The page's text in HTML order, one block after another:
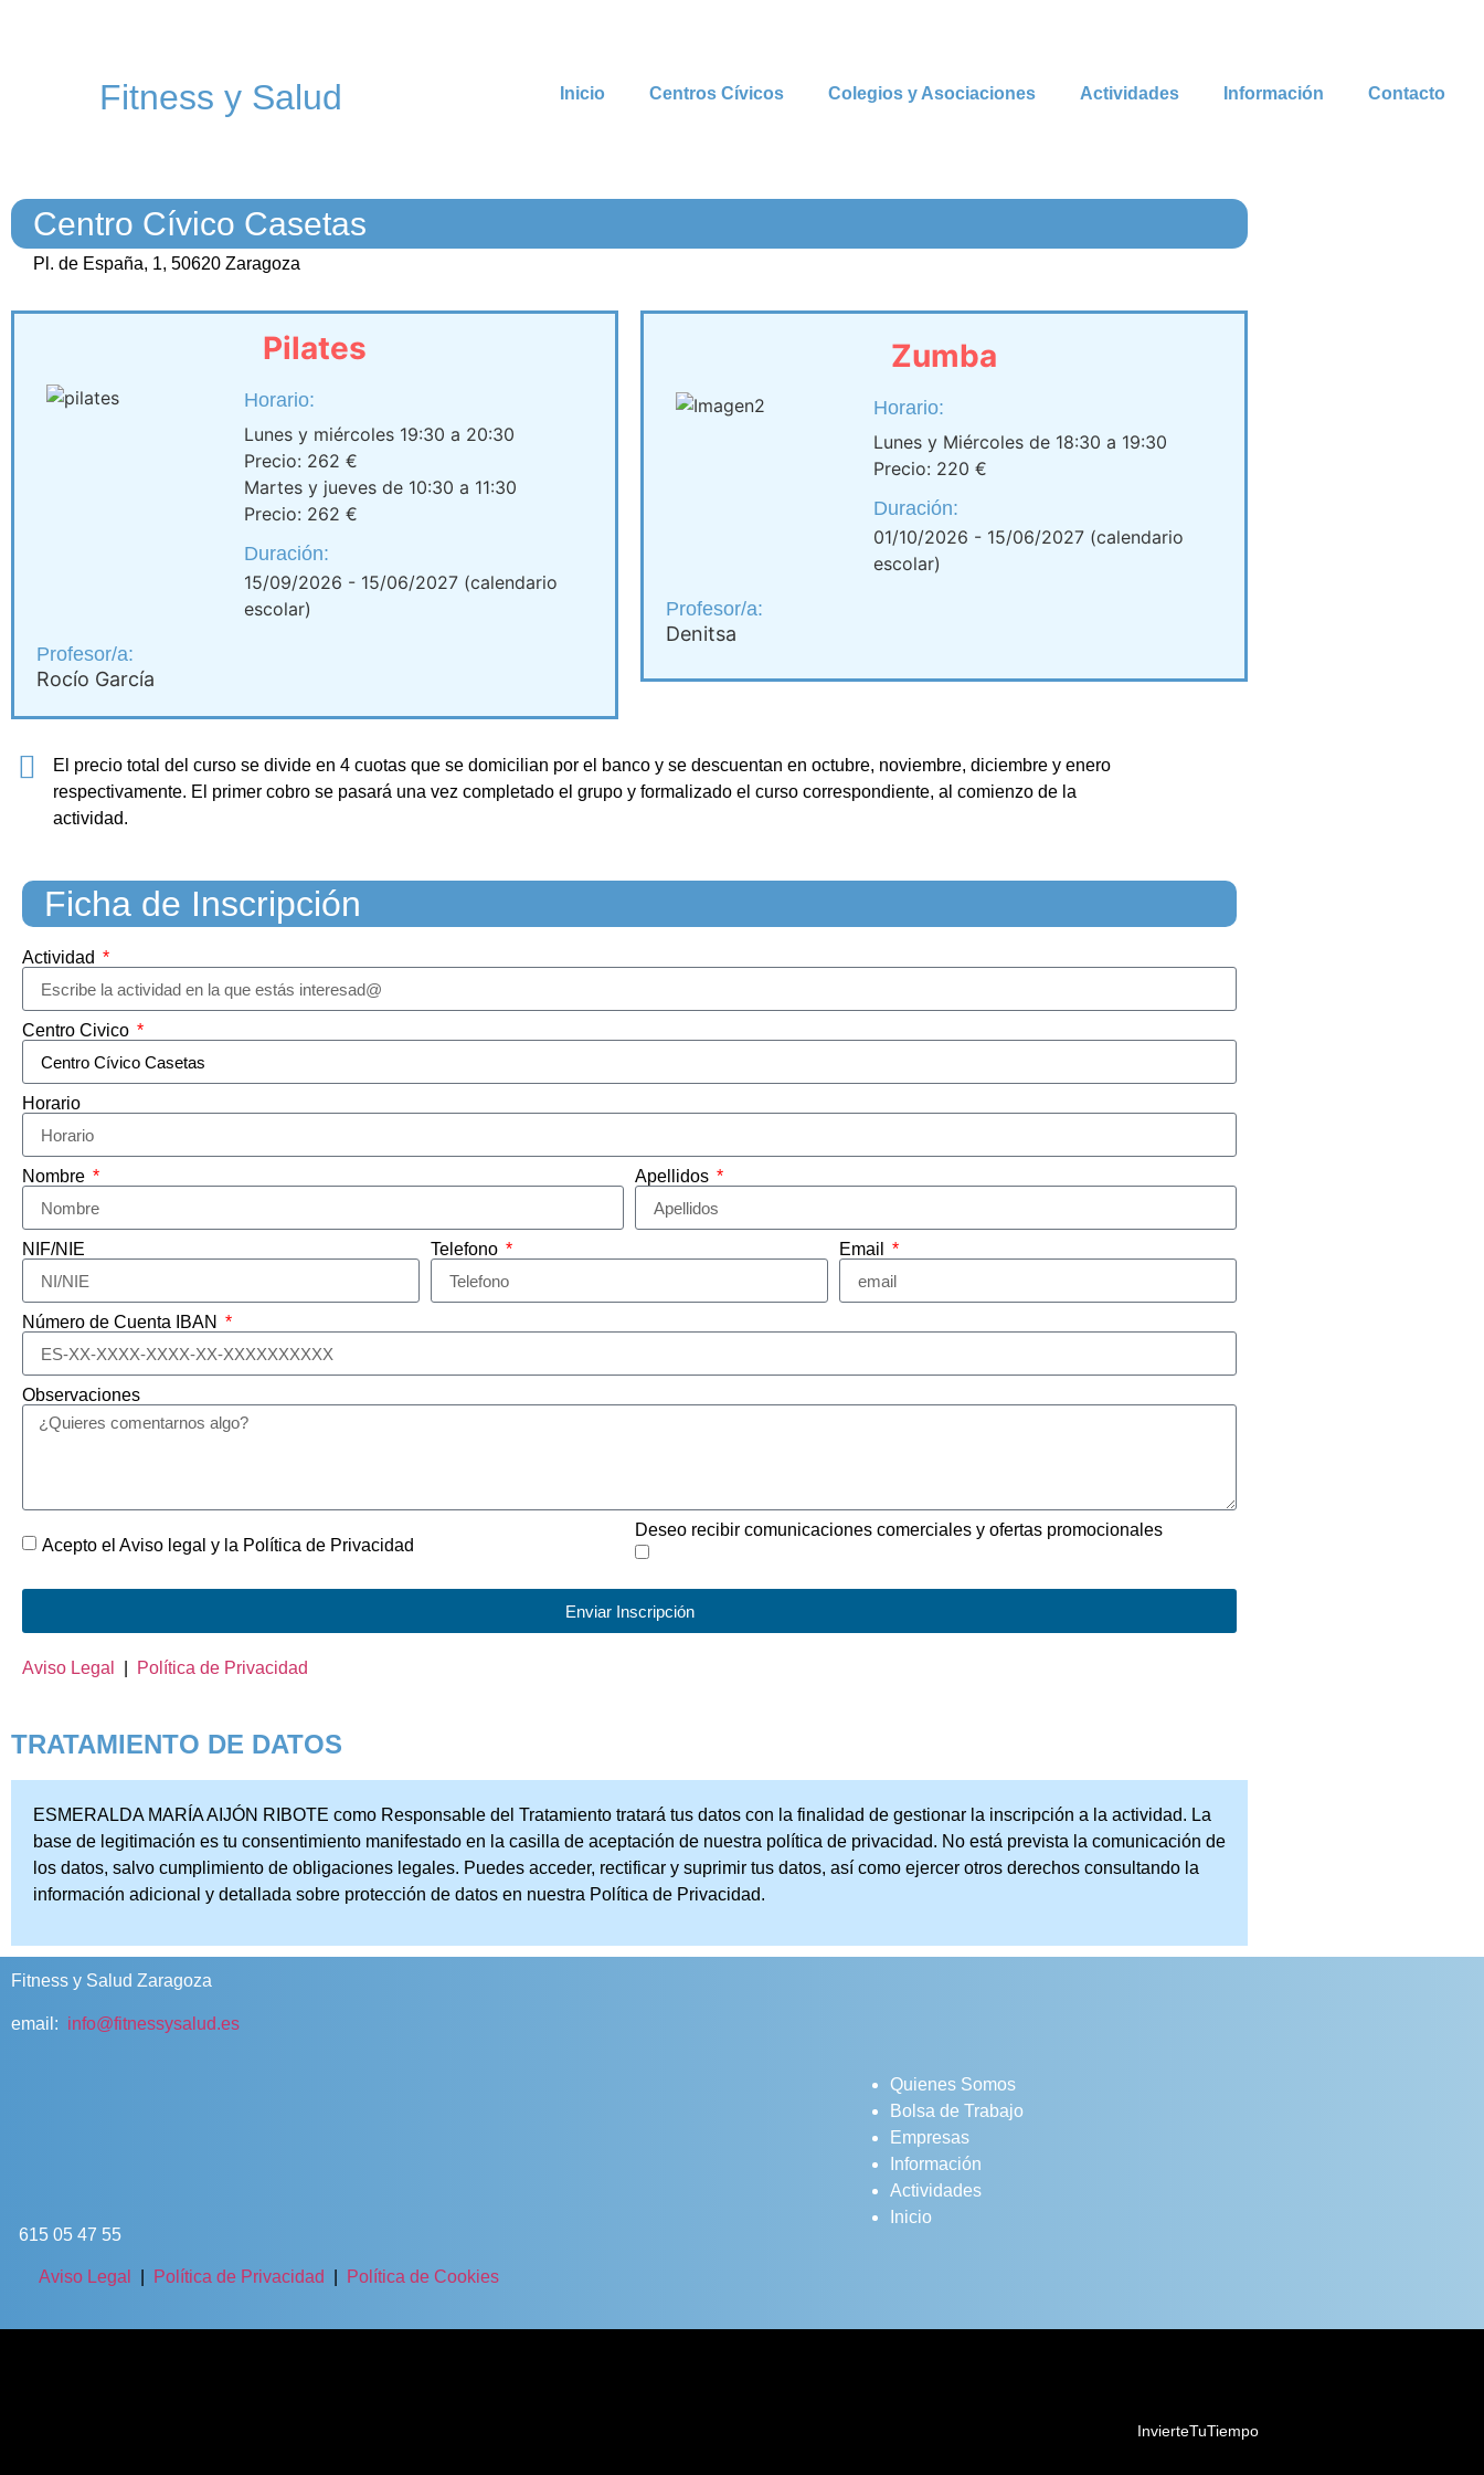
Fitness y Salud Inicio Centros Cívicos Colegios y Asociaciones Actividades Información Contacto
Centro Cívico Casetas
Pl. de España, 1, 50620 Zaragoza
Pilates
Horario:
Lunes y miércoles 19:30 a 20:30
Precio: 262 €
Martes y jueves de 10:30 a 11:30
Precio: 262 €
Duración:
15/09/2026 - 15/06/2027 (calendario
escolar)
Profesor/a:
Rocío García
Zumba
Horario:
Lunes y Miércoles de 18:30 a 19:30
Precio: 220 €
Duración:
01/10/2026 - 15/06/2027 (calendario
escolar)
Profesor/a:
Denitsa
El precio total del curso se divide en 4 cuotas que se domicilian por el banco y se descuentan en octubre, noviembre, diciembre y enero
respectivamente. El primer cobro se pasará una vez completado el grupo y formalizado el curso correspondiente, al comienzo de la
actividad.
Ficha de Inscripción
Actividad
Centro Civico
Horario
Nombre Apellidos
NIF/NIE Telefono Email
Número de Cuenta IBAN
Observaciones
Acepto el Aviso legal y la Política de Privacidad
Deseo recibir comunicaciones comerciales y ofertas promocionales
Enviar Inscripción
Aviso Legal Política de Privacidad
TRATAMIENTO DE DATOS
ESMERALDA MARÍA AIJÓN RIBOTE como Responsable del Tratamiento tratará tus datos con la finalidad de gestionar la inscripción a la actividad. La
base de legitimación es tu consentimiento manifestado en la casilla de aceptación de nuestra política de privacidad. No está prevista la comunicación de
los datos, salvo cumplimiento de obligaciones legales. Puedes acceder, rectificar y suprimir tus datos, así como ejercer otros derechos consultando la
información adicional y detallada sobre protección de datos en nuestra Política de Privacidad.
Fitness y Salud Zaragoza
email: info@fitnessysalud.es
615 05 47 55
Aviso Legal Política de Privacidad Política de Cookies
Quienes Somos
Bolsa de Trabajo
Empresas
Información
Actividades
Inicio
InvierteTuTiempo